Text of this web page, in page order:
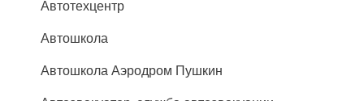
Автотехцентр
Автошкола
Автошкола Аэродром Пушкин